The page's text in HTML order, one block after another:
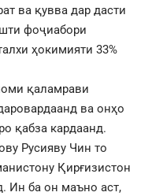
ва қувва дар дасти
фоҷиабори
ҳокимияти 33%
қаламрави
ва онҳо
қабза кардаанд.
Русияву Чин то
Қирғизистон
Ин ба он маъно аст,